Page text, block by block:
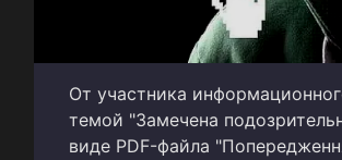
От участника
темой "Замечена
виде PDF-файла